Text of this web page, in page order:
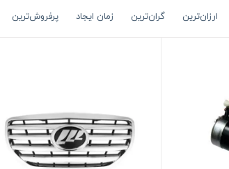
ارزان‌ترین گران‌ترین زمان ایجاد پرفروش‌ترین